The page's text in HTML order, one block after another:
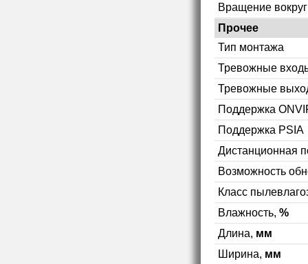
Вращение
Прочее
Тип монтажа
Тревожные
Тревожные
Поддержка
Поддержка PSIA
Дистанционная
Возможность
Класс
Влажность, %
Длина, мм
Ширина, мм